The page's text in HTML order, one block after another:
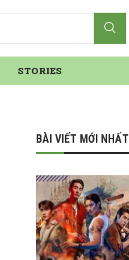
STORIES
BÀI VIẾT MỚI NHẤT